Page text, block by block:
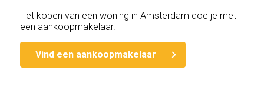
Het kopen van een woning in Amsterdam doe je met
een aankoopmakelaar.
Vind een aankoopmakelaar